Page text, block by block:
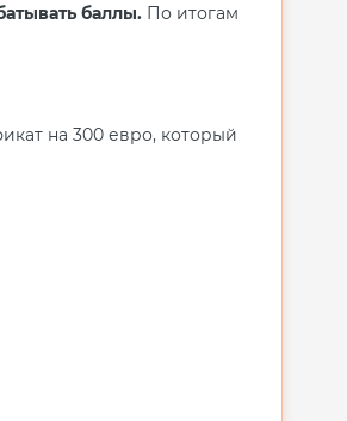
баллы.По итогам
на 300 евро, который